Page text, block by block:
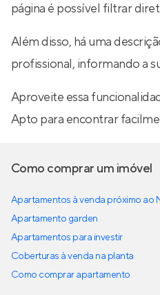
página é possível filtrar
Além disso, há uma
profissional, informando a
Aproveite essa
Apto para encontrar
Como comprar um imóvel
Apartamentos à venda próximo ao
Apartamento garden
Apartamentos para investir
Coberturas à venda na planta
Como comprar apartamento